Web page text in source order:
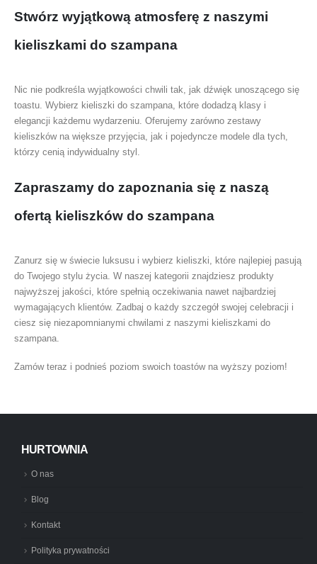
Stwórz wyjątkową atmosferę z naszymi
kieliszkami do szampana
Nic nie podkreśla wyjątkowości chwili tak, jak dźwięk unoszącego się
toastu. Wybierz kieliszki do szampana, które dodadzą klasy i
elegancji każdemu wydarzeniu. Oferujemy zarówno zestawy
kieliszków na większe przyjęcia, jak i pojedyncze modele dla tych,
którzy cenią indywidualny styl.
Zapraszamy do zapoznania się z naszą
ofertą kieliszków do szampana
Zanurz się w świecie luksusu i wybierz kieliszki, które najlepiej pasują
do Twojego stylu życia. W naszej kategorii znajdziesz produkty
najwyższej jakości, które spełnią oczekiwania nawet najbardziej
wymagających klientów. Zadbaj o każdy szczegół swojej celebracji i
ciesz się niezapomnianymi chwilami z naszymi kieliszkami do
szampana.
Zamów teraz i podnieś poziom swoich toastów na wyższy poziom!
HURTOWNIA
O nas
Blog
Kontakt
Polityka prywatności